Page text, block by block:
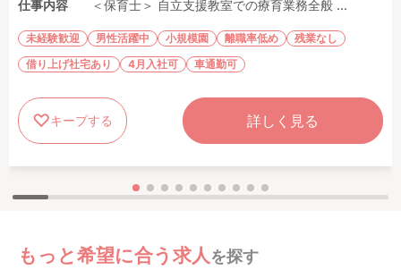
仕事内容
＜保育士＞ 自立支援教室での療育業務全般 ...
未経験歓迎 男性活躍中 小規模園 離職率低め
残業なし
借り上げ社宅あり
4月入社可 車通勤可
キープする 詳しく見る
もっと希望に合う求人 を探す